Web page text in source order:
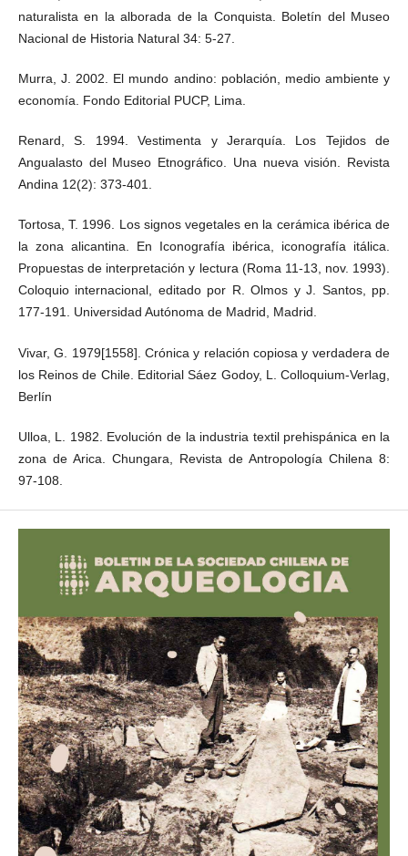
naturalista en la alborada de la Conquista. Boletín del Museo
Nacional de Historia Natural 34: 5-27.
Murra, J. 2002. El mundo andino: población, medio ambiente y
economía. Fondo Editorial PUCP, Lima.
Renard, S. 1994. Vestimenta y Jerarquía. Los Tejidos de
Angualasto del Museo Etnográfico. Una nueva visión. Revista
Andina 12(2): 373-401.
Tortosa, T. 1996. Los signos vegetales en la cerámica ibérica de
la zona alicantina. En Iconografía ibérica, iconografía itálica.
Propuestas de interpretación y lectura (Roma 11-13, nov. 1993).
Coloquio internacional, editado por R. Olmos y J. Santos, pp.
177-191. Universidad Autónoma de Madrid, Madrid.
Vivar, G. 1979[1558]. Crónica y relación copiosa y verdadera de
los Reinos de Chile. Editorial Sáez Godoy, L. Colloquium-Verlag,
Berlín
Ulloa, L. 1982. Evolución de la industria textil prehispánica en la
zona de Arica. Chungara, Revista de Antropología Chilena 8:
97-108.